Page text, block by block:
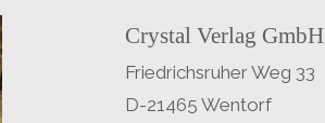
Crystal Verlag GmbH
Friedrichsruher Weg 33
D-21465 Wentorf